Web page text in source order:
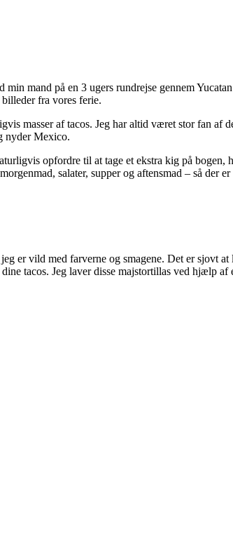
mand på en 3 ugers rundrejse gennem
fra vores ferie.
masser af tacos. Jeg har altid været stor fan
nyder Mexico.
opfordre til at tage et ekstra kig på bogen,
salater, supper og aftensmad – så
er vild med farverne og smagene. Det er sjovt
tacos. Jeg laver disse majstortillas ved hjælp